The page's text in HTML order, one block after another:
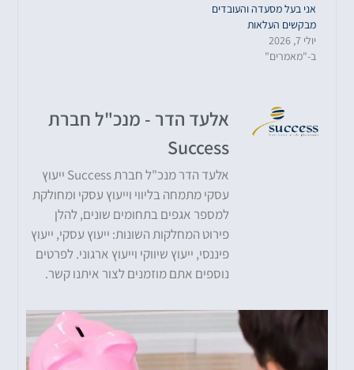
אני בעל מסעדה והעובדים
מבקשים העלאות
יולי 7, 2026
ב-"מאמרים"
אלעד הדר - מנכ"ל חברת
Success
אלעד הדר מנכ"ל חברת Success ייעוץ
עסקי מתמחה בליווי וייעוץ עסקי ומחולקת
למספר אגפים בתחומים שונים, להלן
פירוט המחלקות השונות: ייעוץ עסקי, ייעוץ
פיננסי, ייעוץ שיווקי וייעוץ ארגוני. לפרטים
נוספים אתם מוזמנים לצור איתנו קשר.